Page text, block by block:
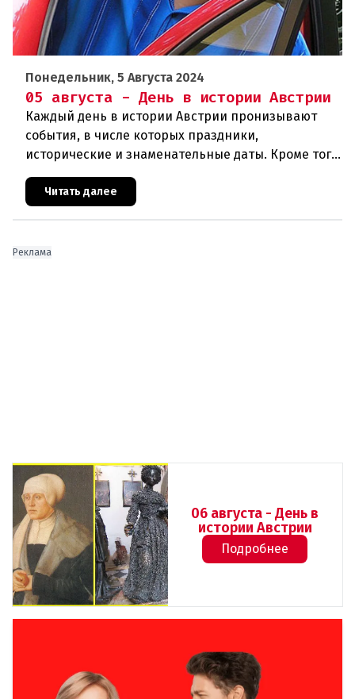
Понедельник, 5 Августа 2024
05 августа - День в истории Австрии
Каждый день в истории Австрии пронизывают
события, в числе которых праздники,
исторические и знаменательные даты. Кроме того
дни рождения различных деятелей страны, а
также дни их смерти. Что же произ
Читать далее
Реклама
06 августа - День в
истории Австрии
Подробнее